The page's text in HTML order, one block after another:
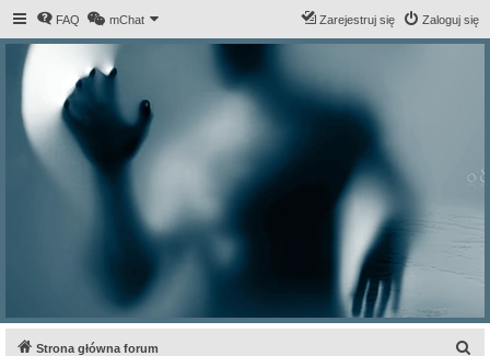
FAQ mChat Zaloguj się
Zarejestruj się
Strona główna forum